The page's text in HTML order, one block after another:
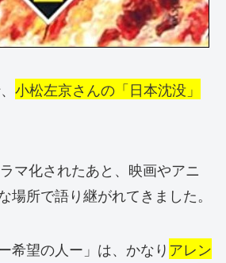
小松左京さんの「日本沈没」
マ化されたあと、映画やアニ
場所で語り継がれてきました。
希望の人ー」は、かなりアレン